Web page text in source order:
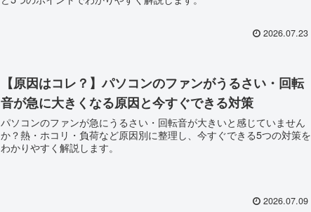
2026.07.23
【原因はコレ？】パソコンのファンがうるさい・回転
音が急に大きくなる原因と今すぐできる対策
パソコンのファンが急にうるさい・回転音が大きいと感じていません
か？熱・ホコリ・負荷など原因別に整理し、今すぐできる5つの対策を
わかりやすく解説します。
2026.07.09